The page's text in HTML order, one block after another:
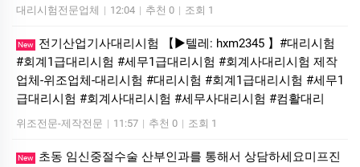
대리시험전문업체 | 12:04 | 추천 0 | 조회 1
New
전기산업기사대리시험 【▶텔레: hxm2345 】#대리시험
#회계1급대리시험 #세무1급대리시험 #회계사대리시험 제작
업체-위조업체-대리시험 #대리시험 #회계1급대리시험 #세무1
급대리시험 #회계사대리시험 #세무사대리시험 #컴활대리
위조전문-제작전문 | 11:57 | 추천 0 | 조회 1
New
초동 임신중절수술 산부인과를 통해서 상담하세요미­프진